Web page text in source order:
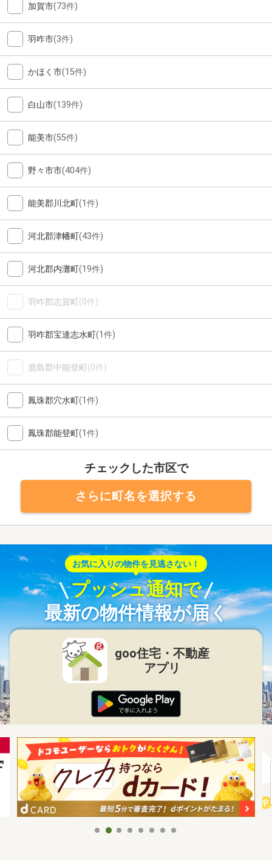
加賀市(73件)
羽咋市(3件)
かほく市(15件)
白山市(139件)
能美市(55件)
野々市市(404件)
能美郡川北町(1件)
河北郡津幡町(43件)
河北郡内灘町(19件)
羽咋郡志賀町(0件)
羽咋郡宝達志水町(1件)
鹿島郡中能登町(0件)
鳳珠郡穴水町(1件)
鳳珠郡能登町(1件)
チェックした市区で
さらに町名を選択する
お気に入りの物件を見逃さない！
プッシュ通知で
最新の物件情報が届く
goo住宅・不動産
アプリ